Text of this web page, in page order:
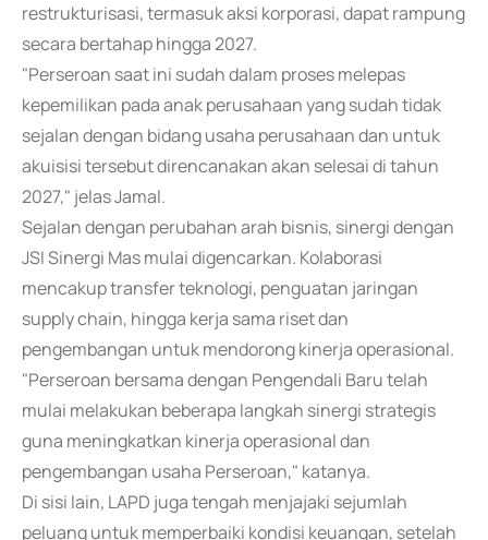
restrukturisasi, termasuk aksi korporasi, dapat rampung
secara bertahap hingga 2027.
"Perseroan saat ini sudah dalam proses melepas
kepemilikan pada anak perusahaan yang sudah tidak
sejalan dengan bidang usaha perusahaan dan untuk
akuisisi tersebut direncanakan akan selesai di tahun
2027," jelas Jamal.
Sejalan dengan perubahan arah bisnis, sinergi dengan
JSI Sinergi Mas mulai digencarkan. Kolaborasi
mencakup transfer teknologi, penguatan jaringan
supply chain, hingga kerja sama riset dan
pengembangan untuk mendorong kinerja operasional.
"Perseroan bersama dengan Pengendali Baru telah
mulai melakukan beberapa langkah sinergi strategis
guna meningkatkan kinerja operasional dan
pengembangan usaha Perseroan," katanya.
Di sisi lain, LAPD juga tengah menjajaki sejumlah
peluang untuk memperbaiki kondisi keuangan, setelah